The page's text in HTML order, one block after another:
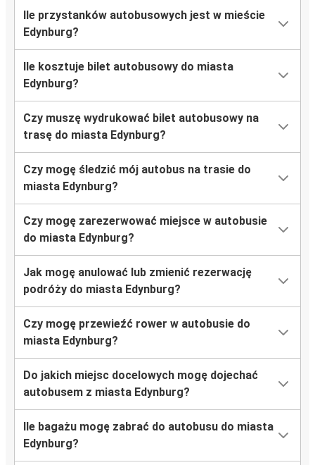
Harthill
Ile przystanków autobusowych jest w mieście
Edynburg?
Ile kosztuje bilet autobusowy do miasta
Edynburg?
Czy muszę wydrukować bilet autobusowy na
trasę do miasta Edynburg?
Czy mogę śledzić mój autobus na trasie do
miasta Edynburg?
Czy mogę zarezerwować miejsce w autobusie
do miasta Edynburg?
Jak mogę anulować lub zmienić rezerwację
podróży do miasta Edynburg?
Czy mogę przewieźć rower w autobusie do
miasta Edynburg?
Do jakich miejsc docelowych mogę dojechać
autobusem z miasta Edynburg?
Ile bagażu mogę zabrać do autobusu do miasta
Edynburg?